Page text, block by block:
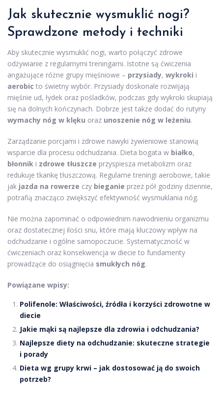
Jak skutecznie wysmuklić nogi?
Sprawdzone metody i techniki
Aby skutecznie wysmuklić nogi, warto połączyć zdrowe
odżywianie z regularnymi treningami. Istotne są ćwiczenia
angażujące różne grupy mięśniowe – przysiady, wykroki i
aerobic to świetny wybór. Przysiady doskonale rozwijają
mięśnie ud, łydek oraz pośladków, podczas gdy wykroki skupiają
się na dolnych kończynach. Dobrze jest także dodać do rutyny
wymachy nóg w klęku oraz unoszenie nóg w leżeniu.
Zarządzanie porcjami i zdrowe nawyki żywieniowe stanowią
wsparcie dla procesu odchudzania. Dieta bogata w białko,
błonnik i zdrowe tłuszcze przyspiesza metabolizm oraz
redukuje tkankę tłuszczową. Regularne treningi aerobowe, takie
jak jazda na rowerze czy bieganie przez pół godziny dziennie,
potrafią znacząco zwiększyć efektywność wysmuklania nóg.
Nie można zapominać o odpowiednim nawodnieniu organizmu
oraz dostatecznej ilości snu, które mają kluczowy wpływ na
odchudzanie i ogólne samopoczucie. Systematyczność w
ćwiczeniach oraz konsekwencja w diecie to fundamenty
prowadzące do osiągnięcia smukłych nóg.
Powiązane wpisy:
Polifenole: Właściwości, źródła i korzyści zdrowotne w
diecie
Jakie mąki są najlepsze dla zdrowia i odchudzania?
Najlepsze diety na odchudzanie: skuteczne strategie
i porady
Dieta wg grupy krwi – jak dostosować ją do swoich
potrzeb?